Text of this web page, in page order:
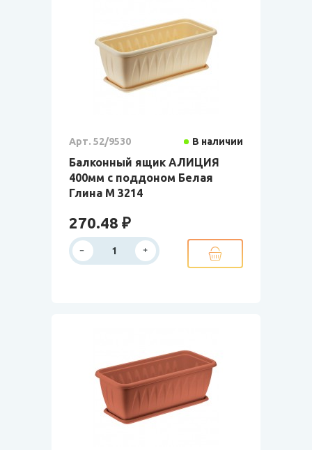
Арт. 52/9530 В наличии
Балконный ящик АЛИЦИЯ
400мм с поддоном Белая
Глина М 3214
270.48 ₽